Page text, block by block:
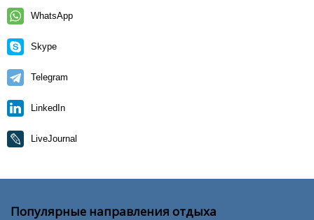
WhatsApp
Skype
Telegram
LinkedIn
LiveJournal
Популярные направления отдыха